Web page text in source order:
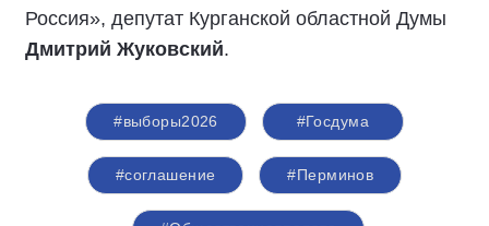
Россия», депутат Курганской областной Думы
Дмитрий Жуковский.
#выборы2026 #Госдума
#соглашение #Перминов